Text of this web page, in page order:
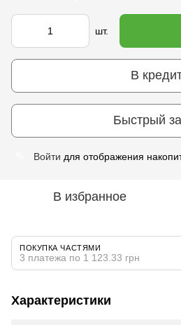
шт.
В
Быстрый
Войти для отображения
В избранное
ПОКУПКА ЧАСТЯМИ
3 платежа по 1 123.33 грн
Характеристики